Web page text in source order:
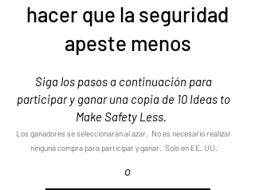
hacer que la seguridad
apeste menos
Siga los pasos a continuación para
participar y ganar una copia de 10 Ideas to
Make Safety Less.
Los ganadores se seleccionarán al azar. No es necesario realizar
ninguna compra para participar y ganar. Solo en EE. UU.
o